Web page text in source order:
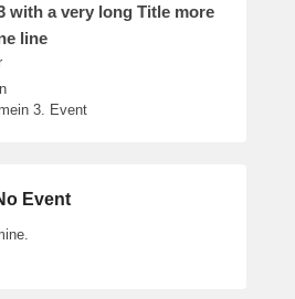
with a very long Title more
line
3. Event
Event